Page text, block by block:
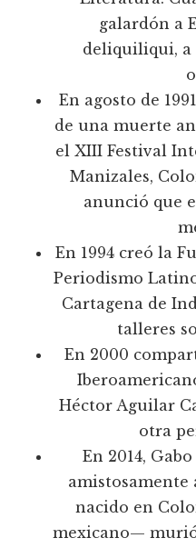
galardón a
deliquiliqui, a
En agosto de
de una muerte
el XIII Festival
Manizales,
anunció que
En 1994 creó la
Periodismo
Cartagena de
talleres
En 2000
Héctor Aguilar
otra
En 2014,
nacido en
mexicano— murió